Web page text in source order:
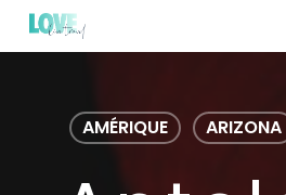
main
AMÉRIQUE ARIZONA